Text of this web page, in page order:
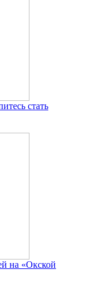
стать
на «Окской